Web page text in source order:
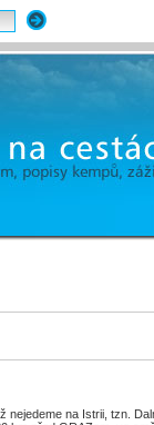
nejedeme na Istrii, tzn.